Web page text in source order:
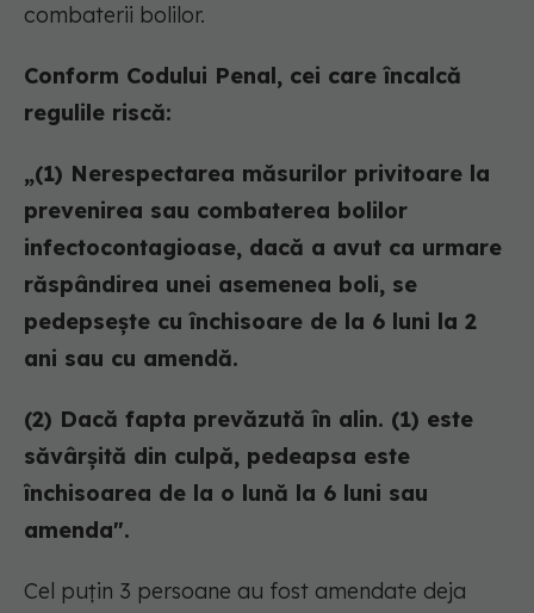
combaterii bolilor.
Conform Codului Penal, cei care încalcă
regulile riscă:
„(1) Nerespectarea măsurilor privitoare la
prevenirea sau combaterea bolilor
infectocontagioase, dacă a avut ca urmare
răspândirea unei asemenea boli, se
pedepsește cu închisoare de la 6 luni la 2
ani sau cu amendă.
(2) Dacă fapta prevăzută în alin. (1) este
săvârşită din culpă, pedeapsa este
închisoarea de la o lună la 6 luni sau
amenda".
Cel puțin 3 persoane au fost amendate deja